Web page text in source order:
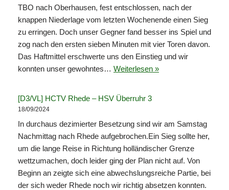
TBO nach Oberhausen, fest entschlossen, nach der
knappen Niederlage vom letzten Wochenende einen Sieg
zu erringen. Doch unser Gegner fand besser ins Spiel und
zog nach den ersten sieben Minuten mit vier Toren davon.
Das Haftmittel erschwerte uns den Einstieg und wir
konnten unser gewohntes… Weiterlesen »
[D3/VL] HCTV Rhede – HSV Überruhr 3
18/09/2024
In durchaus dezimierter Besetzung sind wir am Samstag
Nachmittag nach Rhede aufgebrochen.Ein Sieg sollte her,
um die lange Reise in Richtung holländischer Grenze
wettzumachen, doch leider ging der Plan nicht auf. Von
Beginn an zeigte sich eine abwechslungsreiche Partie, bei
der sich weder Rhede noch wir richtig absetzen konnten.